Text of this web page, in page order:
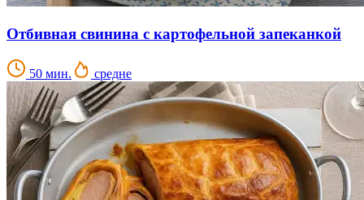
Отбивная свинина с картофельной запеканкой
50 мин. средне